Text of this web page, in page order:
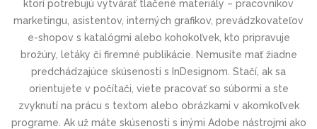
ktorí potrebujú vytvárať tlačené materiály – pracovníkov
marketingu, asistentov, interných grafikov, prevádzkovateľov
e-shopov s katalógmi alebo kohokoľvek, kto pripravuje
brožúry, letáky či firemné publikácie. Nemusíte mať žiadne
predchádzajúce skúsenosti s InDesignom. Stačí, ak sa
orientujete v počítači, viete pracovať so súbormi a ste
zvyknutí na prácu s textom alebo obrázkami v akomkoľvek
programe. Ak už máte skúsenosti s inými Adobe nástrojmi ako